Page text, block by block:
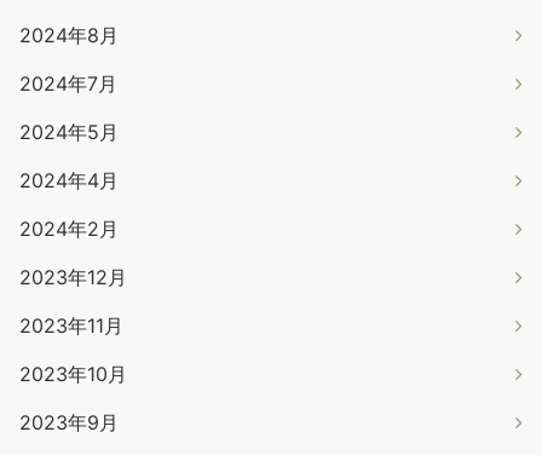
2024年8月
2024年7月
2024年5月
2024年4月
2024年2月
2023年12月
2023年11月
2023年10月
2023年9月